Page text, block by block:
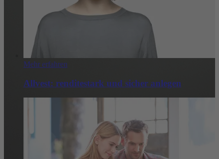
Mehr erfahren
Allvest: renditestark und sicher anlegen